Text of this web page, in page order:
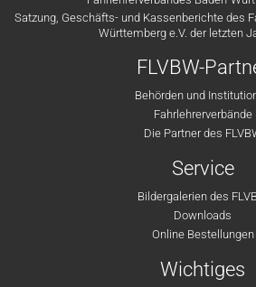
Satzung, Geschäfts- und Kassenberichte des
Württemberg e.V. der letzten
FLVBW-
Behörden und
Fahrlehrerverbände
Die Partner des
Service
Bildergalerien des
Downloads
Online Bestellungen
Wichtiges